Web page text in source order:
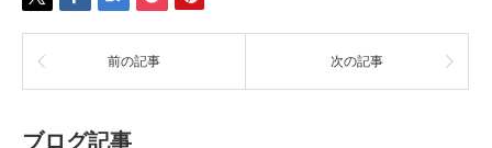
前の記事 次の記事
ブログ記事